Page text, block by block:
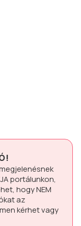
portálunkon,
hogyNEM
az
kérhet vagy